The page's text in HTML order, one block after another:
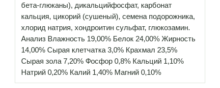
бета-глюканы), дикальцийфосфат, карбонат
кальция, цикорий (сушеный), семена подорожника,
хлорид натрия, хондроитин сульфат, глюкозамин.
Анализ Влажность 19,00% Белок 24,00% Жирность
14,00% Сырая клетчатка 3,0% Крахмал 23,5%
Сырая зола 7,20% Фосфор 0,8% Кальций 1,10%
Натрий 0,20% Калий 1,40% Магний 0,10%